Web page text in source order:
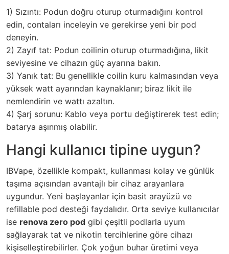
1) Sızıntı: Podun doğru oturup oturmadığını kontrol
edin, contaları inceleyin ve gerekirse yeni bir pod
deneyin.
2) Zayıf tat: Podun coilinin oturup oturmadığına, likit
seviyesine ve cihazın güç ayarına bakın.
3) Yanık tat: Bu genellikle coilin kuru kalmasından veya
yüksek watt ayarından kaynaklanır; biraz likit ile
nemlendirin ve wattı azaltın.
4) Şarj sorunu: Kablo veya portu değiştirerek test edin;
batarya aşınmış olabilir.
Hangi kullanıcı tipine uygun?
IBVape, özellikle kompakt, kullanması kolay ve günlük
taşıma açısından avantajlı bir cihaz arayanlara
uygundur. Yeni başlayanlar için basit arayüzü ve
refillable pod desteği faydalıdır. Orta seviye kullanıcılar
ise renova zero pod gibi çeşitli podlarla uyum
sağlayarak tat ve nikotin tercihlerine göre cihazı
kişiselleştirebilirler. Çok yoğun buhar üretimi veya